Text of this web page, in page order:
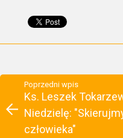
Poprzedni wpis
Ks. Leszek
Niedzielę:
człowieka"